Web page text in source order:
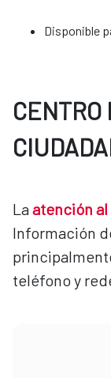
​​​​​​​Disponible
CENTRO
Laatención
Información
teléfono y